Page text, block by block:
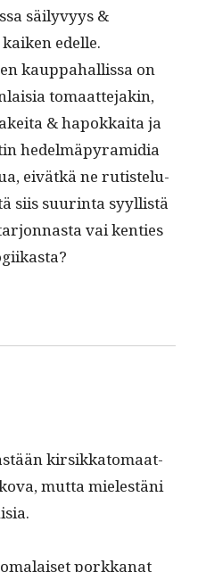
säi­lyvyys &
edelle.
kaup­pa­hal­lis­sa on
tomaat­te­jakin,
& hapokkai­ta ja
hedelmäpyra­midia
eivätkä ne rutis­telu­
siis suur­in­ta syyl­listä
vai ken­ties
kir­sikkatomaat­
mut­ta mielestäni
porkkanat